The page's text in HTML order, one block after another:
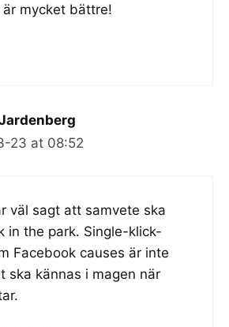
är mycket bättre!
23 at 08:52
väl sagt att samvete ska
in the park. Single-klick-
Facebook causes är inte
ska kännas i magen när